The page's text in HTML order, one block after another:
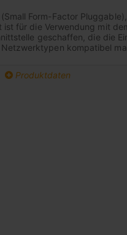
Form-Factor
ist für die Verwendung mit
geschaffen, die die
kompatibel
Produktdaten